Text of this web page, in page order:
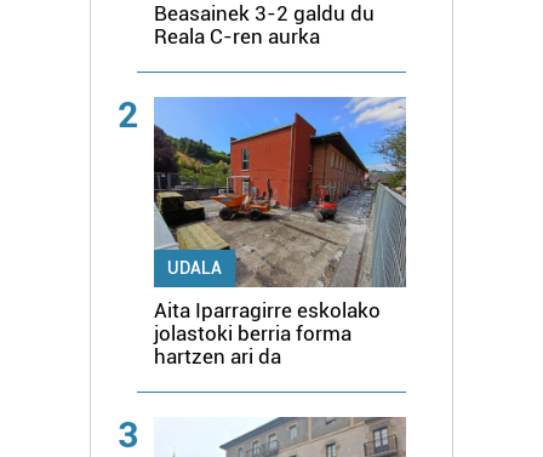
Beasainek 3-2 galdu du
Reala C-ren aurka
2
UDALA
Aita Iparragirre eskolako
jolastoki berria forma
hartzen ari da
3